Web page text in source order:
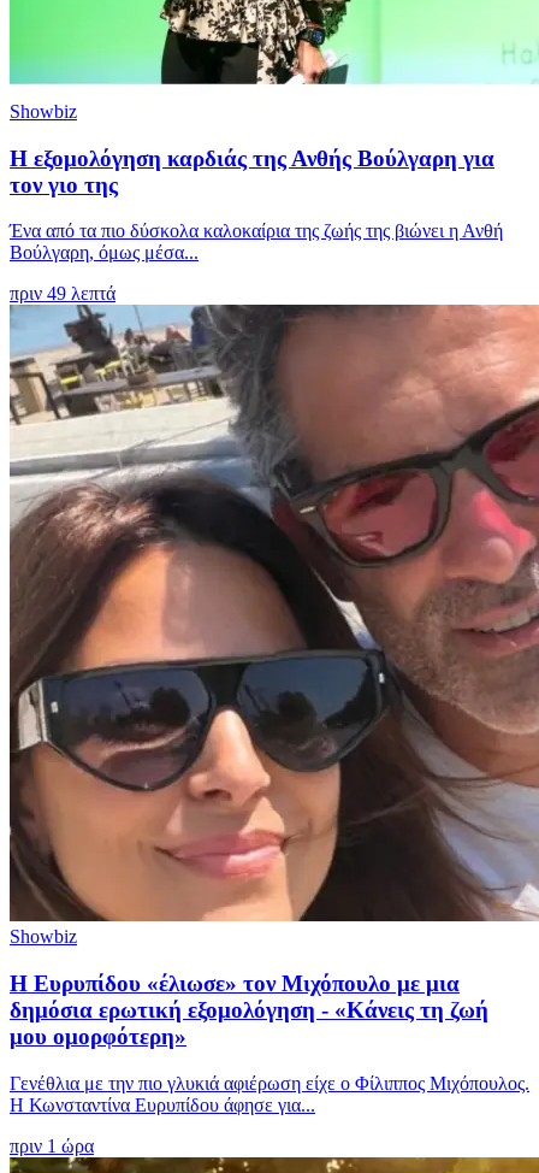
Showbiz
Η εξομολόγηση καρδιάς της Ανθής Βούλγαρη για
τον γιο της
Ένα από τα πιο δύσκολα καλοκαίρια της ζωής της βιώνει η Ανθή
Βούλγαρη, όμως μέσα...
πριν 49 λεπτά
Showbiz
Η Ευρυπίδου «έλιωσε» τον Μιχόπουλο με μια
δημόσια ερωτική εξομολόγηση - «Κάνεις τη ζωή
μου ομορφότερη»
Γενέθλια με την πιο γλυκιά αφιέρωση είχε ο Φίλιππος Μιχόπουλος.
Η Κωνσταντίνα Ευρυπίδου άφησε για...
πριν 1 ώρα